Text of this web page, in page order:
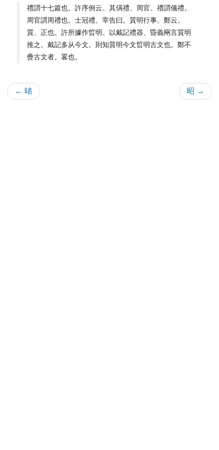
禮謂十七篇也。許序例云。其偁禮、周官。禮謂儀禮。
周官謂周禮也。士冠禮。宰告曰。質明行事。鄭云。
質、正也。許所據作晢明。以戴記禮器、昏義㒳言質明
推之。戴記多从今文。則知質明今文晢明古文也。鄭不
疊古文者。畧也。
← 暏 昭 →